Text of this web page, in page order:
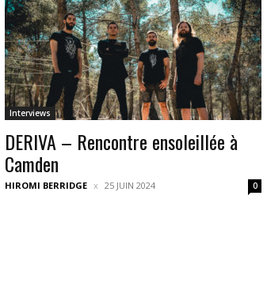
Interviews
DERIVA – Rencontre ensoleillée à
Camden
HIROMI BERRIDGE 25 JUIN 2024 0